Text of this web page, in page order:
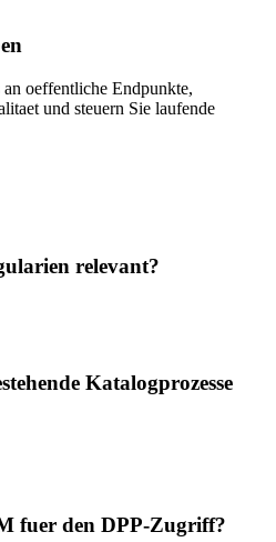
oeffentliche Endpunkte,
und steuern Sie laufende
relevant?
Katalogprozesse
fuer den DPP-Zugriff?